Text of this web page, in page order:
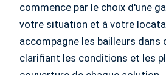
commence par le choix d'une
votre situation et à votre
accompagne les bailleurs dans
clarifiant les conditions et les